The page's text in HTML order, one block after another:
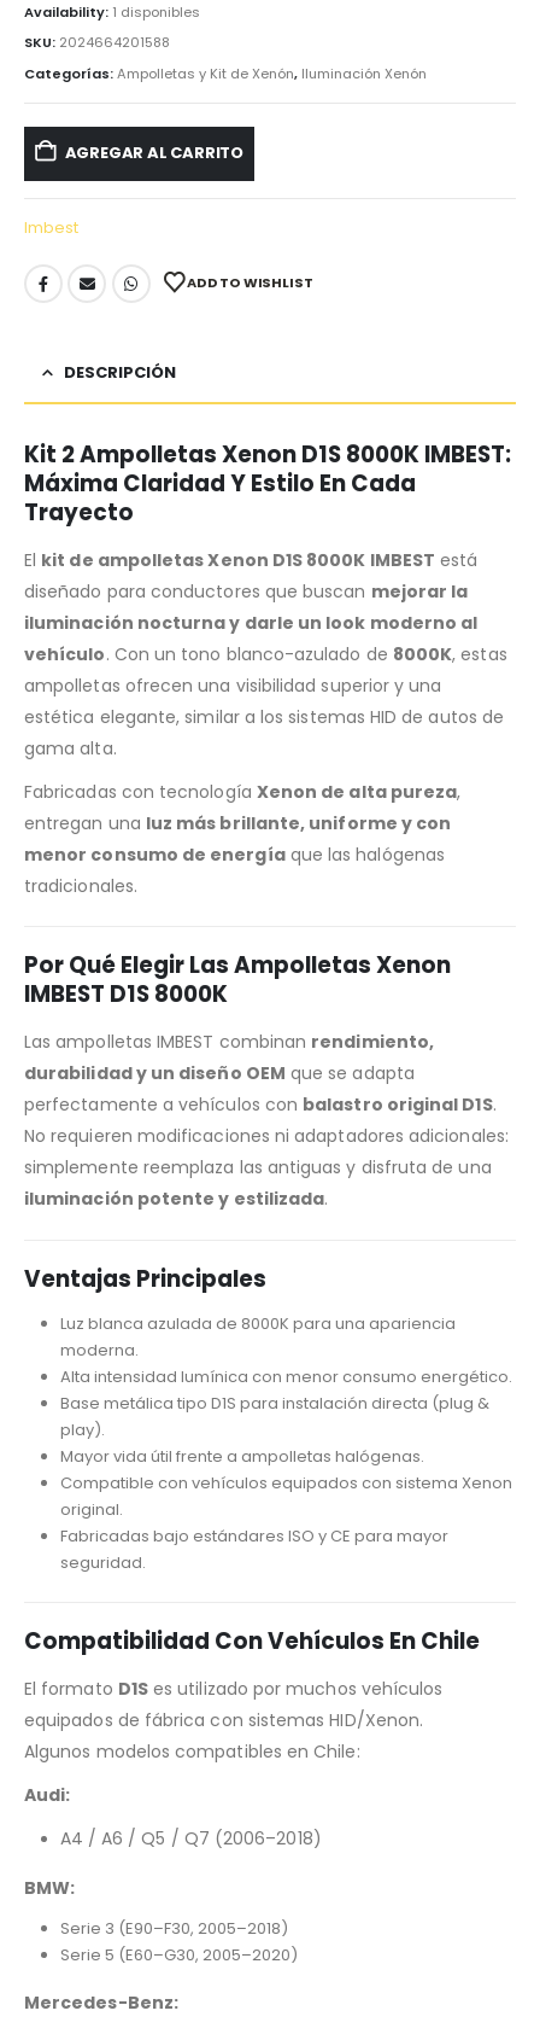
Availability: 1 disponibles
SKU: 2024664201588
Categorías:Ampolletas y Kit de Xenón, Iluminación Xenón
AGREGAR AL CARRITO
Imbest
ADD TO WISHLIST
DESCRIPCIÓN
Kit 2 Ampolletas Xenon D1S 8000K IMBEST:
Máxima Claridad Y Estilo En Cada
Trayecto
El kit de ampolletas Xenon D1S 8000K IMBEST está
diseñado para conductores que buscan mejorar la
iluminación nocturna y darle un look moderno al
vehículo. Con un tono blanco-azulado de 8000K, estas
ampolletas ofrecen una visibilidad superior y una
estética elegante, similar a los sistemas HID de autos de
gama alta.
Fabricadas con tecnología Xenon de alta pureza,
entregan una luz más brillante, uniforme y con
menor consumo de energíaque las halógenas
tradicionales.
Por Qué Elegir Las Ampolletas Xenon
IMBEST D1S 8000K
Las ampolletas IMBEST combinan rendimiento,
durabilidad y un diseño OEM que se adapta
perfectamente a vehículos con balastro original D1S.
No requieren modificaciones ni adaptadores adicionales:
simplemente reemplaza las antiguas y disfruta de una
iluminación potente y estilizada.
Ventajas Principales
Luz blanca azulada de 8000K para una apariencia
moderna.
Alta intensidad lumínica con menor consumo energético.
Base metálica tipo D1S para instalación directa (plug &
play).
Mayor vida útil frente a ampolletas halógenas.
Compatible con vehículos equipados con sistema Xenon
original.
Fabricadas bajo estándares ISO y CE para mayor
seguridad.
Compatibilidad Con Vehículos En Chile
El formato D1S es utilizado por muchos vehículos
equipados de fábrica con sistemas HID/Xenon.
Algunos modelos compatibles en Chile:
Audi:
A4 / A6 / Q5 / Q7 (2006–2018)
BMW:
Serie 3 (E90–F30, 2005–2018)
Serie 5 (E60–G30, 2005–2020)
Mercedes-Benz: